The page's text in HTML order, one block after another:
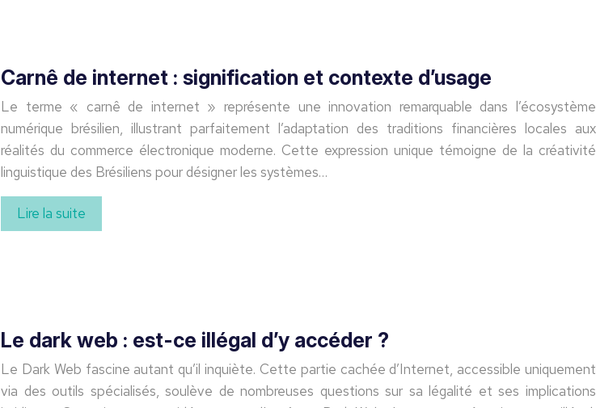
Carnê de internet : signification et contexte d’usage
Le terme « carnê de internet » représente une innovation remarquable dans l’écosystème
numérique brésilien, illustrant parfaitement l’adaptation des traditions financières locales aux
réalités du commerce électronique moderne. Cette expression unique témoigne de la créativité
linguistique des Brésiliens pour désigner les systèmes…
Lire la suite
Le dark web : est-ce illégal d’y accéder ?
Le Dark Web fascine autant qu’il inquiète. Cette partie cachée d’Internet, accessible uniquement
via des outils spécialisés, soulève de nombreuses questions sur sa légalité et ses implications